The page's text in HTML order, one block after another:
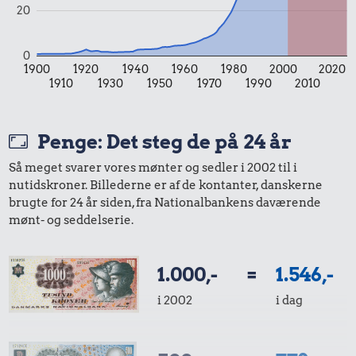
47 kr.
Samlet pris i 2002
24 kr.
Syltetøj
6,90 kr.
Banan
1900
1910
1920
1930
1940
1950
1960
1970
1980
1990
2000
2010
2020
0
20
Penge: Det steg de på 24 år
Så meget svarer vores mønter og sedler i 2002 til i
nutidskroner. Billederne er af de kontanter, danskerne
brugte for 24 år siden, fra Nationalbankens daværende
mønt- og seddelserie.
1.000,-
i 2002
= 1.546,-
i dag